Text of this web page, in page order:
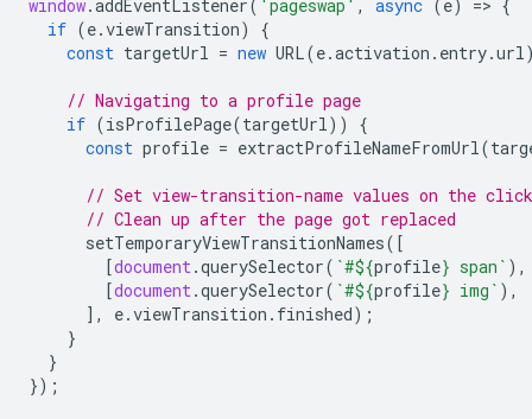
window.addEventListener( 'pageswap' , async (e) => {
if (e.viewTransition)
{
const targetUrl = new URL(e.activation . entry.url
// Navigating to a profile page
if (isProfilePage(targetUrl ))
{
const profile = extractProfileNameFromUrl (
// Set view-transition-name values on the
// Clean up after the page got replaced
setTemporaryViewTransitionNames([
[document .querySelector( `#${profile} span` ),
[document .querySelector( `#${profile} img` ),
],
e.viewTransition . finished);
}
}
});